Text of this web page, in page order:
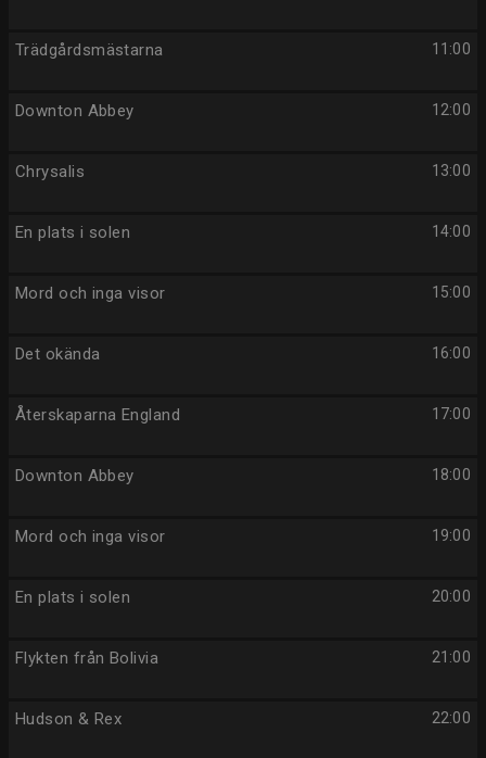
11:00
Trädgårdsmästarna
12:00
Downton Abbey
13:00
Chrysalis
14:00
En plats i solen
15:00
Mord och inga visor
16:00
Det okända
17:00
Återskaparna England
18:00
Downton Abbey
19:00
Mord och inga visor
20:00
En plats i solen
21:00
Flykten från Bolivia
22:00
Hudson & Rex